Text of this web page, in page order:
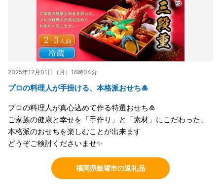
2025年12月01日（月）16時04分
プロの料理人が手掛ける、本格派おせち🎍
プロの料理人が真心込めて作る特選おせち🎍
ご家族の健康と幸せを「手作り」と「素材」にこだわった、
本格派のおせちを楽しむことが出来ます
どうぞご検討くださいませ✨
福岡県飯塚市の返礼品